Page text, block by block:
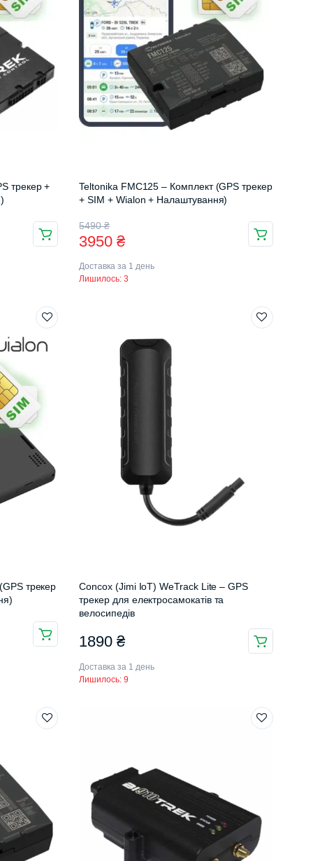
трекер +
Teltonika FMC125 – Комплект (GPS трекер
+ SIM + Wialon + Налаштування)
5490₴
Оригінальна
ціна:
5490 ₴.
3950₴
Поточна
ціна:
3950 ₴.
Доставка за 1 день
Лишилось: 3
трекер
Concox (Jimi IoT) WeTrack Lite – GPS
трекер для електросамокатів та
велосипедів
1890₴
Доставка за 1 день
Лишилось: 9